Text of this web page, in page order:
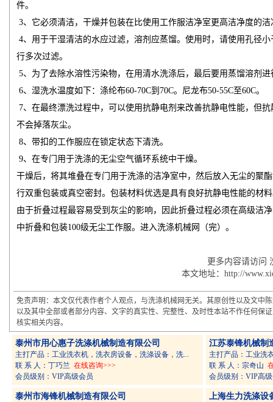
件。
3、它必须清洁，干燥并包装在比使用工作服洁净室更高洁净度的洁
4、用于干湿清洁的水应过滤，溶剂应蒸馏。使用时，请使用孔径
行多次过滤。
5、为了去除水溶性污染物，在用清水洗涤后，最后要用蒸馏溶剂
6、湿洗水温度如下：涤纶布60-70C到70C。尼龙布50-55C至60C。
7、在最终漂洗过程中，可以使用抗静电剂来改善抗静电性能，但
不会掉落灰尘。
8、带扣的工作服应在锁定状态下清洗。
9、在专门用于洗涤的无尘空气循环系统中干燥。
干燥后，将其堆叠在专门用于洗涤的洁净室中，然后放入无尘的聚
行双重包装或真空密封。包装材料优选是具有良好抗静电性能的材
由于折叠过程最容易受到灰尘的影响，因此折叠过程必须在高级洁
中折叠和包装100级无尘工作服。进入洗涤机械网（完）。
更多内容请访问
本文地址：http://
免责声明：本文仅代表作者个人观点，与洗涤机械网无关。其原创性以及文中
以及其中全部或者部分内容、文字的真实性、完整性、及时性本站不作任何保
核实相关内容。